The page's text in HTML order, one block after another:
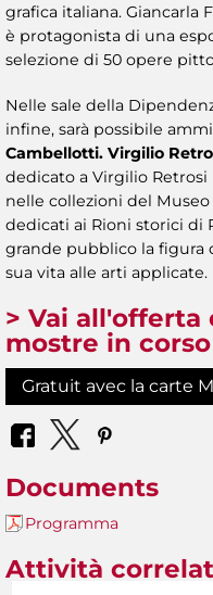
grafica italiana. Giancarla
è protagonista di una
selezione di 50 opere
Nelle sale della
infine, sarà possibile
Cambellotti. Virgilio
dedicato a Virgilio Retrosi
nelle collezioni del
dedicati ai Rioni storici di
grande pubblico la figura
sua vita alle arti applicate.
> Vai
mostre in corso
Gratuit avec la carte
Documents
Programma
Attività